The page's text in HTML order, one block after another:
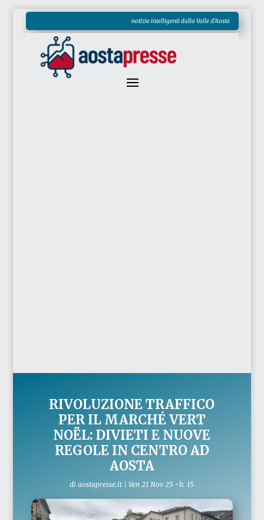
notizie intelligenti dalla Valle d'Aosta
RIVOLUZIONE TRAFFICO
PER IL MARCHÉ VERT
NOËL: DIVIETI E NUOVE
REGOLE IN CENTRO AD
AOSTA
diaostapresse.it |Ven 21 Nov 25 • h. 15